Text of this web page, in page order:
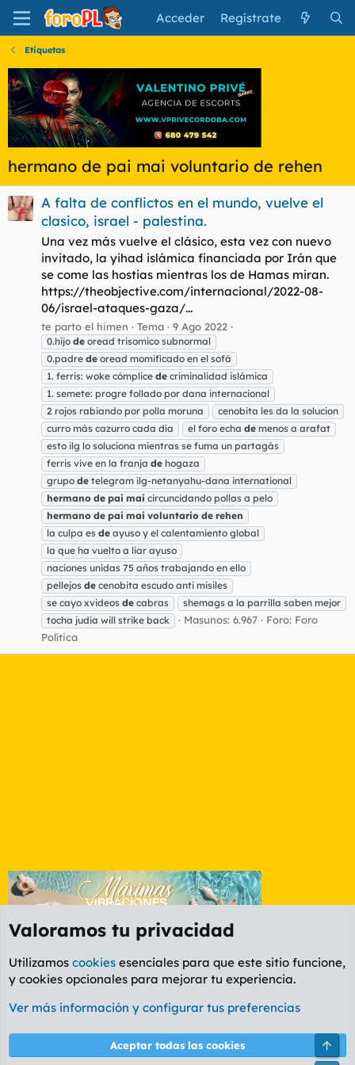
Acceder Regístrate
Etiquetas
hermano de pai mai voluntario de rehen
A falta de conflictos en el mundo, vuelve el
clasico, israel - palestina.
Una vez más vuelve el clásico, esta vez con nuevo
invitado, la yihad islámica financiada por Irán que
se come las hostias mientras los de Hamas miran.
https://theobjective.com/internacional/2022-08-
06/israel-ataques-gaza/...
te parto el himen Tema 9 Ago 2022
0.hijo de oread trisomico subnormal
0.padre de oread momificado en el sofá
1. ferris: woke cómplice de criminalidad islámica
1. semete: progre follado por dana internacional
2 rojos rabiando por polla moruna
cenobita les da la solucion
curro más cazurro cada día
el foro echa de menos a arafat
esto ilg lo soluciona mientras se fuma un partagás
ferris vive en la franja de hogaza
grupo de telegram ilg-netanyahu-dana international
hermano de pai mai circuncidando pollas a pelo
hermano de pai mai voluntario de rehen
la culpa es de ayuso y el calentamiento global
la que ha vuelto a liar ayuso
naciones unidas 75 años trabajando en ello
pellejos de cenobita escudo anti misiles
se cayo xvideos de cabras
shemags a la parrilla saben mejor
tocha judia will strike back
Masunos: 6.967 Foro: Foro
Política
Etiquetas
Cookies
PL OLDSTYLE AMARILLO
Términos y reglas Política de privacidad Ayuda
Valoramos tu privacidad
Utilizamos cookies esenciales para que este sitio funcione,
y cookies opcionales para mejorar tu experiencia.
Ver más información y configurar tus preferencias
Aceptar todas las cookies